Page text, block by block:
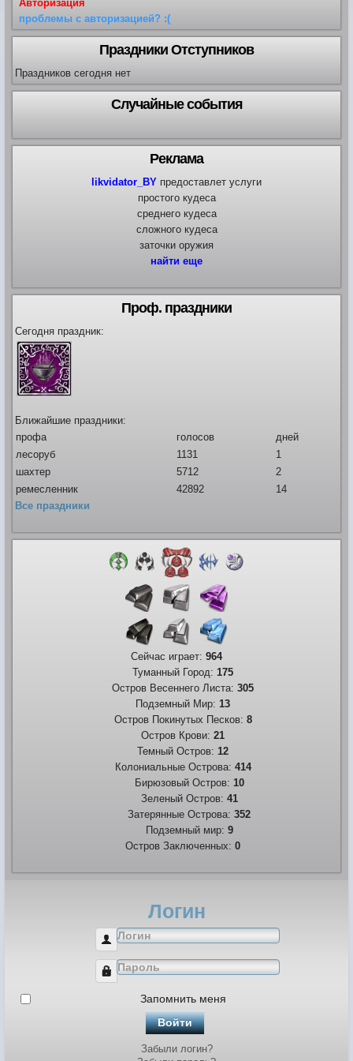
Квесты. Академия
Количество сырья на
Форум
Клиент игры на android
Предложения
История ГРаней
Живые легенды
Мемориальная доска
Похождения Пити
Грани Реальности
Авторизация
проблемы с авторизацией? :(
Праздники Отступников
Праздников сегодня нет
Случайные события
Реклама
likvidator_BY предоставлет услуги
простого кудеса
среднего кудеса
сложного кудеса
заточки оружия
найти еще
Проф. праздники
Сегодня праздник:
Ближайшие праздники:
профа
голосов
дней
лесоруб
1131
1
шахтер
5712
2
ремесленник
42892
14
Все праздники
Сейчас играет: 964
Туманный Город: 175
Остров Весеннего Листа: 305
Подземный Мир: 13
Остров Покинутых Песков: 8
Остров Крови: 21
Темный Остров: 12
Колониальные Острова: 414
Бирюзовый Остров: 10
Зеленый Остров: 41
Затерянные Острова: 352
Подземный мир: 9
Остров Заключенных: 0
Логин
Запомнить меня
Войти
Забыли логин?